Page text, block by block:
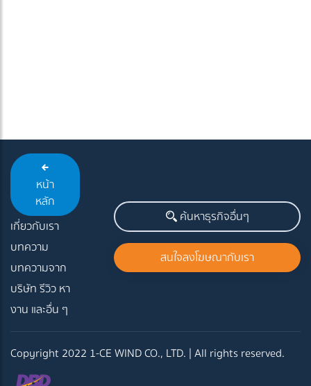
หน้า
หลัก
เกี่ยวกับเรา
บทความ
บทความจาก
บริษัท รีวิว หา
งาน และอื่น ๆ
ค้นหาธุรกิจอื่นๆ
สนใจลงโฆษณากับเรา
Copyright 2022 1-CE WIND CO., LTD. | All rights reserved.